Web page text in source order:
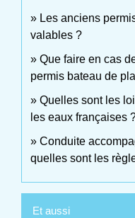
Les anciens
valables ?
Que faire en cas
permis bateau de
Quelles sont les
les eaux françaises
Conduite
quelles sont les
Et aussi